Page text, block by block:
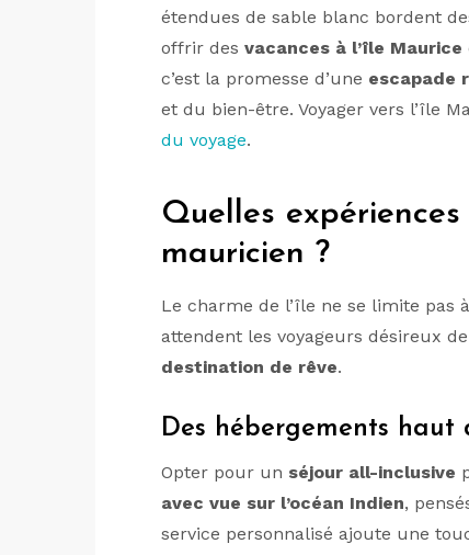
étendues de sable blanc bordent
offrir des vacances à l’île Maurice
c’est la promesse d’une escapade
et du bien-être. Voyager vers l’île
du voyage.
Quelles
mauricien ?
Le charme de l’île ne se limite pas
attendent les voyageurs désireux
destination de rêve.
Des hébergements
Opter pour un séjour all-inclusive
avec vue sur l’océan Indien,
service personnalisé ajoute une